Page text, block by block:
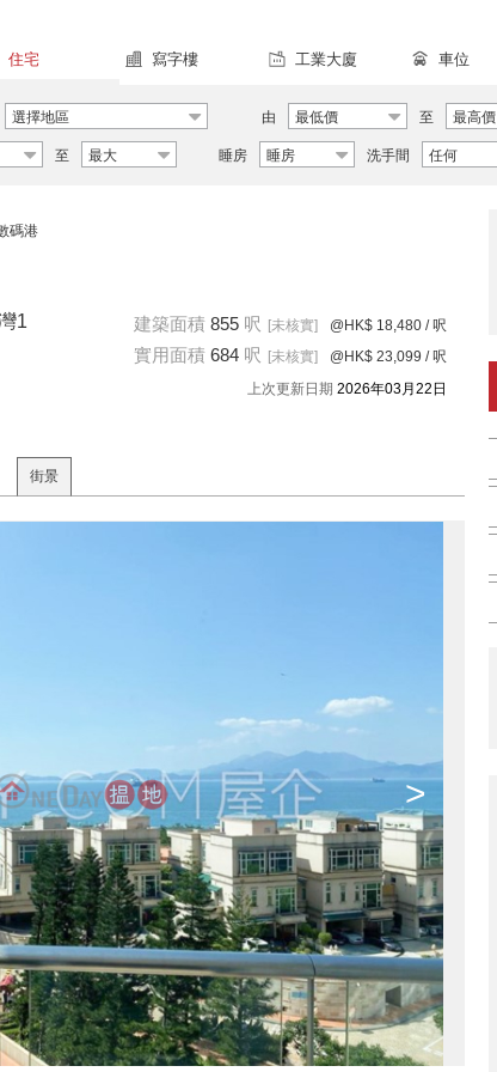
住宅 寫字樓 工業大廈 車位
選擇地區 由 最低價 至 最高價
至 最大 睡房 睡房 洗手間 任何
碼港
1 建築面積 855 呎 [未核實] @HK$ 18,480 / 呎
實用面積 684 呎 [未核實] @HK$ 23,099 / 呎
上次更新日期 2026年03月22日
街景
>